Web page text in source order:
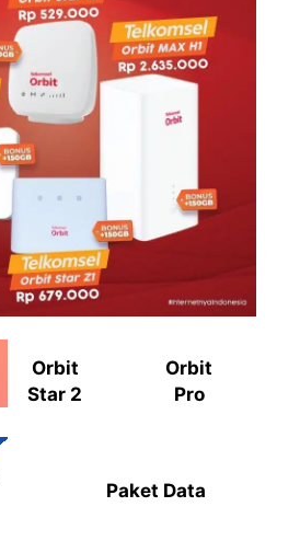
Orbit
Star 2
Orbit
Pro
Paket Data